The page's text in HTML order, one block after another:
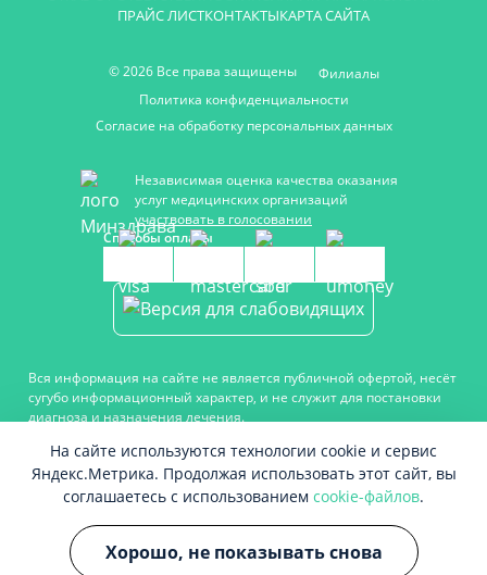
ПРАЙС ЛИСТКОНТАКТЫКАРТА САЙТА
© 2026 Все права защищены
Филиалы
Политика конфиденциальности
Согласие на обработку персональных данных
Независимая оценка качества оказания
услуг медицинских организаций
участвовать в голосовании
Способы оплаты
Вся информация на сайте не является публичной офертой, несёт
сугубо информационный характер, и не служит для постановки
диагноза и назначения лечения.
врачом. Консультационные услуги, оказываемые по телефону,
мессенджерам и в соцсетях носят исключительно
информационный характер и не являются медицинскими
Оставаясь на сайте вы соглашаетесь на использование cookies.
На сайте используются технологии cookie и сервис
Яндекс.Метрика. Продолжая использовать этот сайт, вы
соглашаетесь с использованием cookie-файлов.
Хорошо, не показывать снова